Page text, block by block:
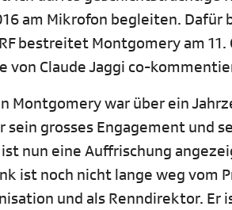
am Mikrofon begleiten. Dafür
bestreitet Montgomery am
von Claude Jaggi co-
Montgomery war über ein
sein grosses Engagement und
nun eine Auffrischung
ist noch nicht lange weg
und als Renndirektor. Er